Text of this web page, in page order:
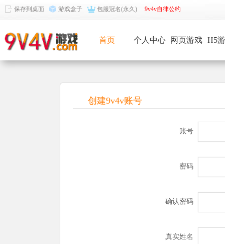
保存到桌面 游戏盒子 包服冠名(永久) 9v4v自律公约
首页 个人中心 网页游戏 H5
创建9v4v账号
账号
密码
确认密码
真实姓名